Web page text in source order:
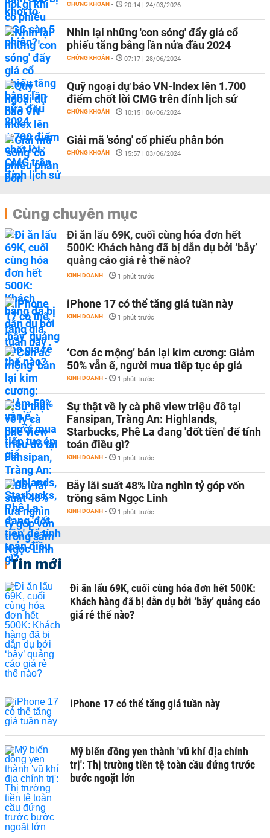
CHỨNG KHOÁN - 20:14 | 24/03/2026
Nhìn lại những 'con sóng' đẩy giá cổ
phiếu tăng bằng lần nửa đầu 2024
CHỨNG KHOÁN - 07:17 | 28/06/2024
Quỹ ngoại dự báo VN-Index lên 1.700
điểm chốt lời CMG trên đỉnh lịch sử
CHỨNG KHOÁN - 10:15 | 06/06/2024
Giải mã 'sóng' cổ phiếu phân bón
CHỨNG KHOÁN - 15:57 | 03/06/2024
Cùng chuyên mục
Đi ăn lẩu 69K, cuối cùng hóa đơn hết
500K: Khách hàng đã bị dẫn dụ bởi ‘bẫy’
quảng cáo giá rẻ thế nào?
KINH DOANH - 1 phút trước
iPhone 17 có thể tăng giá tuần này
KINH DOANH - 1 phút trước
‘Cơn ác mộng’ bán lại kim cương: Giảm
50% vẫn ế, người mua tiếp tục ép giá
KINH DOANH - 1 phút trước
Sự thật về ly cà phê view triệu đô tại
Fansipan, Tràng An: Highlands,
Starbucks, Phê La đang 'đốt tiền' để tính
toán điều gì?
KINH DOANH - 1 phút trước
Bẫy lãi suất 48% lừa nghìn tỷ góp vốn
trồng sâm Ngọc Linh
KINH DOANH - 1 phút trước
Tin mới
Đi ăn lẩu 69K, cuối cùng hóa đơn hết 500K:
Khách hàng đã bị dẫn dụ bởi ‘bẫy’ quảng cáo
giá rẻ thế nào?
iPhone 17 có thể tăng giá tuần này
Mỹ biến đồng yen thành 'vũ khí địa chính
trị': Thị trường tiền tệ toàn cầu đứng trước
bước ngoặt lớn